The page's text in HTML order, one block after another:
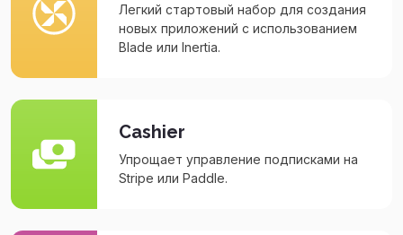
Легкий стартовый набор для создания
новых приложений с использованием
Blade или Inertia.
Cashier
Упрощает управление подписками на
Stripe или Paddle.